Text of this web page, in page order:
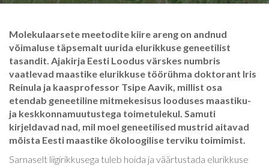
Molekulaarsete meetodite kiire areng on andnud
võimaluse täpsemalt uurida elurikkuse geneetilist
tasandit. Ajakirja Eesti Loodus värskes numbris
vaatlevad maastike elurikkuse töörühma doktorant Iris
Reinula ja kaasprofessor Tsipe Aavik, millist osa
etendab geneetiline mitmekesisus looduses maastiku-
ja keskkonnamuutustega toimetulekul. Samuti
kirjeldavad nad, mil moel geneetilised mustrid aitavad
mõista Eesti maastike ökoloogilise terviku toimimist.
Sarnaselt liigirikkusega tuleb hoida ja väärtustada elurikkuse